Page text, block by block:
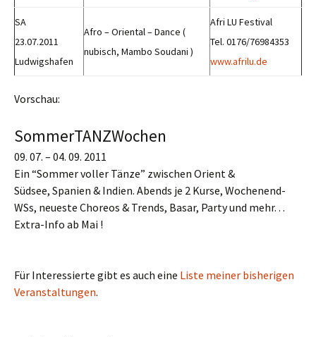
SA
23.07.2011
Ludwigshafen
Afro – Oriental – Dance (
nubisch, Mambo Soudani )
Afri LU Festival
Tel. 0176/76984353
www.afrilu.de
Vorschau:
SommerTANZWochen
09. 07. – 04. 09. 2011
Ein “Sommer voller Tänze” zwischen Orient &
Südsee, Spanien & Indien. Abends je 2 Kurse, Wochenend-
WSs, neueste Choreos & Trends, Basar, Party und mehr. . .
Extra-Info ab Mai !
Für Interessierte gibt es auch eine Liste meiner bisherigen
Veranstaltungen.